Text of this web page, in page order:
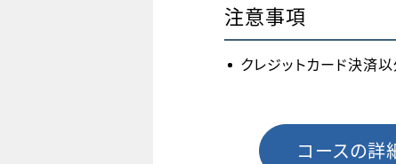
注意事項
クレジットカード決済
コースの詳